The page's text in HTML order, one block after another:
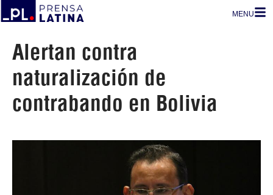
MENU
Alertan contra
naturalización de
contrabando en Bolivia